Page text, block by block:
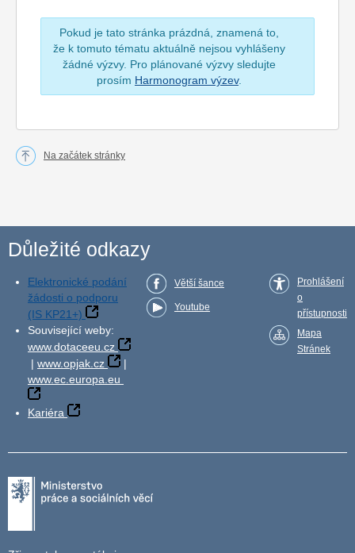
Pokud je tato stránka prázdná, znamená to,
že k tomuto tématu aktuálně nejsou vyhlášeny
žádné výzvy. Pro plánované výzvy sledujte
prosím Harmonogram výzev.
Na začátek stránky
Důležité odkazy
Elektronické podání
žádosti o podporu
(IS KP21+)
Související weby:
www.dotaceeu.cz
| www.opjak.cz
|
www.ec.europa.eu
Kariéra
Větší šance
Youtube
Prohlášení
o
přístupnosti
Mapa
Stránek